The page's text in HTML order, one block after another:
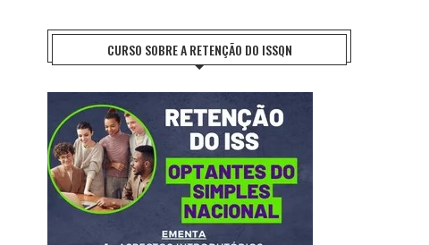
CURSO SOBRE A RETENÇÃO DO ISSQN